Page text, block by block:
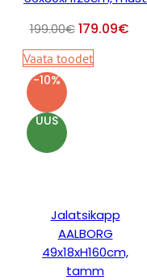
199.00€ 179.09€
Vaata toodet
-10%
UUS
Jalatsikapp
AALBORG
49x18xH160cm,
tamm